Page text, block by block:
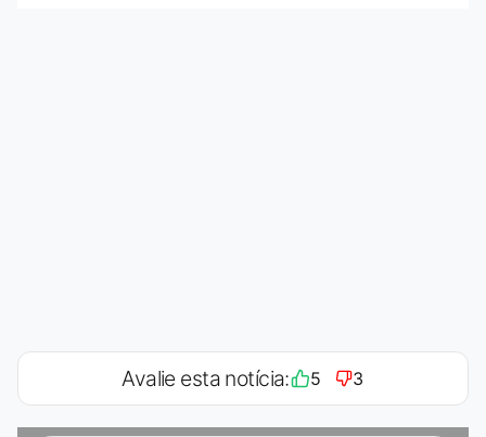
Avalie esta notícia: 5 3